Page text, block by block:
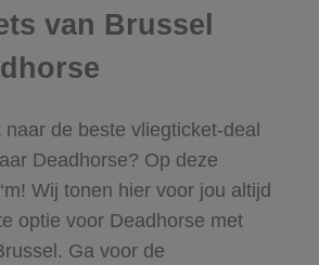
van Brussel
naar de beste vliegticket-deal
Deadhorse? Op deze
Wij tonen hier voor jou altijd
optie voor Deadhorse met
Ga voor de